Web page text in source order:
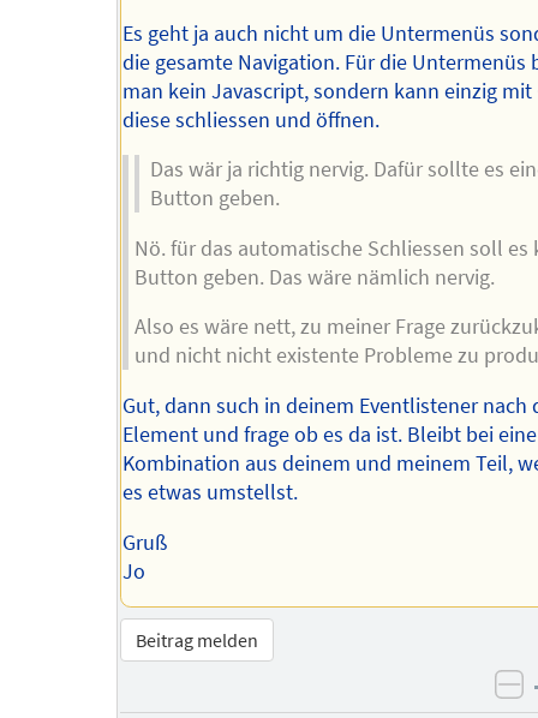
Es geht ja auch nicht um die Untermenüs
die gesamte Navigation. Für die Untermenüs
man kein Javascript, sondern kann einzig mit
diese schliessen und öffnen.
Das wär ja richtig nervig. Dafür sollte es
Button geben.
Nö. für das automatische Schliessen soll es
Button geben. Das wäre nämlich nervig.
Also es wäre nett, zu meiner Frage
und nicht nicht existente Probleme zu
Gut, dann such in deinem Eventlistener nach
Element und frage ob es da ist. Bleibt bei
Kombination aus deinem und meinem Teil,
es etwas umstellst.
Gruß
Jo
Beitrag melden